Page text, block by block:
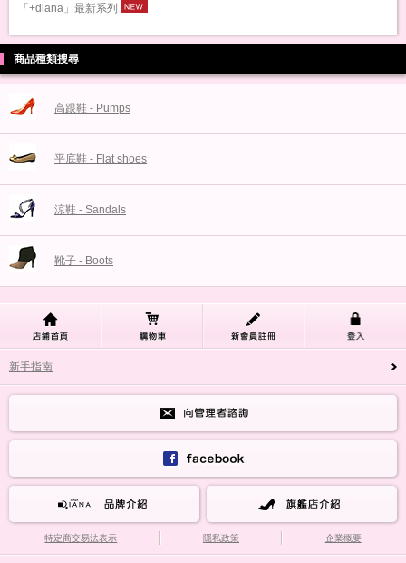
「+diana」最新系列
商品種類搜尋
高跟鞋 - Pumps
平底鞋 - Flat shoes
涼鞋 - Sandals
靴子 - Boots
新手指南
特定商交易法表示 隱私政策 企業概要